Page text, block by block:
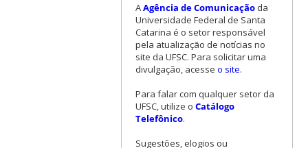
AAgência de Comunicaçãoda
Universidade Federal de Santa
Catarina é o setor responsável
pela atualização de notícias no
site da UFSC. Para solicitar uma
divulgação, acesse o site.
Para falar com qualquer setor da
UFSC, utilize o Catálogo
Telefônico.
Sugestões, elogios ou